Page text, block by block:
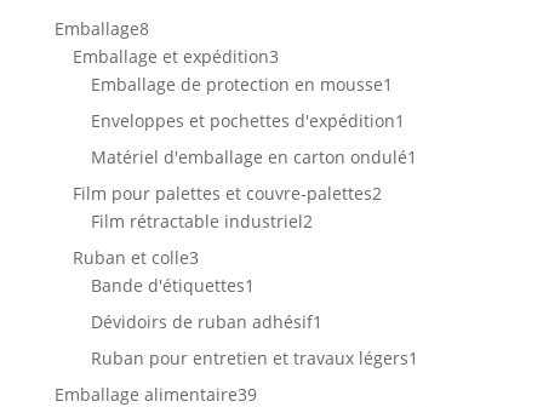
Emballage88
produits
Emballage et expédition33
produits
Emballage de protection en mousse1
produit
Enveloppes et pochettes d'expédition1
produit
Matériel d'emballage en carton ondulé1
Film pour palettes et couvre-palettes22
Film rétractable industriel22
Ruban et colle33
produits
Bande d'étiquettes1
produit
Dévidoirs de ruban adhésif1
produit
Ruban pour entretien et travaux légers1
Emballage alimentaire3939